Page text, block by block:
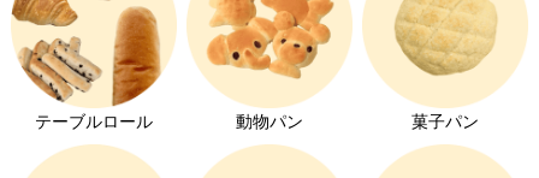
製パン材料
ケーキの素
お家でパン屋さん
大豆アレルギー対応
オーダーパン
メロンパン特集
テーブルロール 動物パン 菓子パン